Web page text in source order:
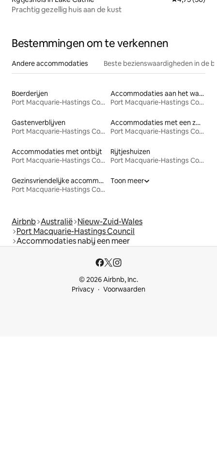
Prachtig gezellig huis aan de kust
Bestemmingen om te verkennen
Andere accommodaties Beste bezienswaardigheden in de
Boerderijen
Port Macquarie-Hastings Council
Accommodaties aan het water
Port Macquarie-Hastings Council
Gastenverblijven
Port Macquarie-Hastings Council
Accommodaties met een zwembad
Port Macquarie-Hastings Council
Accommodaties met ontbijt
Port Macquarie-Hastings Council
Rijtjeshuizen
Port Macquarie-Hastings Council
Gezinsvriendelijke accommodaties
Port Macquarie-Hastings Council
Toon meer
Airbnb Australië Nieuw-Zuid-Wales
Port Macquarie-Hastings Council
Accommodaties nabij een meer
© 2026 Airbnb, Inc.
Privacy
Voorwaarden